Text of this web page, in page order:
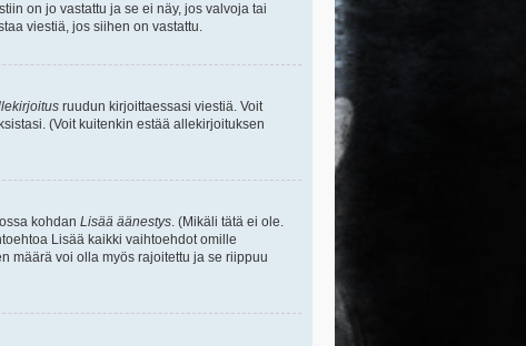
on jo vastattu ja se ei näy, jos valvoja tai
viestiä, jos siihen on vastattu.
ruudun kirjoittaessasi viestiä. Voit
(Voit kuitenkin estää allekirjoituksen
kohdan Lisää äänestys. (Mikäli tätä ei ole.
Lisää kaikki vaihtoehdot omille
määrä voi olla myös rajoitettu ja se riippuu